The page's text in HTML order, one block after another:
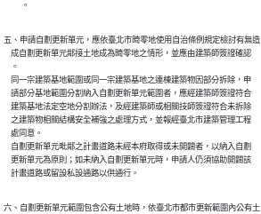
          。
五、申請自劃更新單元，應依臺北市畸零地使用自治條例規定檢討有無造
    成自劃更新單元鄰接土地成為畸零地之情形，並應由建築師簽證確認
    。
    同一宗建築基地範圍或同一宗建築基地之連棟建築物因部分拆除，申
    請部分基地範圍分割納入自劃更新單元範圍者，應經建築師簽證符合
    建築基地法定空地分割辦法，及經建築師或相關技師簽證符合未拆除
    之建築物相關結構安全補強之處理方式，並報經臺北市建築管理工程
    處同意。
    自劃更新單元毗鄰之計畫道路未經本府取得或未開闢者，以納入自劃
    更新單元為原則；如未納入自劃更新單元時，申請人仍須協助開闢該
    計畫道路或留設私設通路以供通行。
六、自劃更新單元範圍包含公有土地時，依臺北市都市更新範圍內公有土